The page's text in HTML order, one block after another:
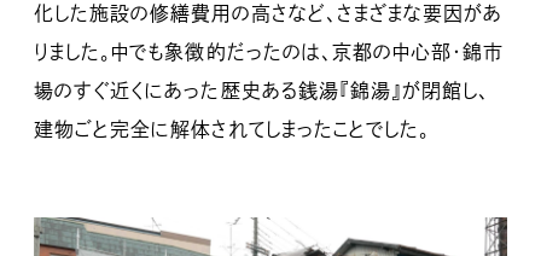
化した施設の修繕費用の高さなど、さまざまな要因があ
りました。中でも象徴的だったのは、京都の中心部・錦市
場のすぐ近くにあった歴史ある銭湯『錦湯』が閉館し、
建物ごと完全に解体されてしまったことでした。